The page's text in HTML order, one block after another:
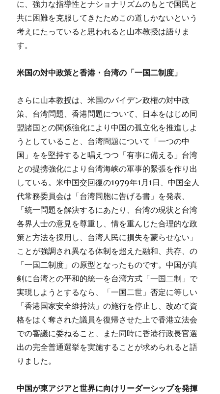
に、強力な指導性とナショナリズムのもとで国民と
共に困難を克服してきたためこの道しかないという
考えにたっていると思われると山本教授は語りま
す。
米国の対中政策と香港・台湾の「一国二制度」
さらに山本教授は、米国のバイデン政権の対中政
策、台湾問題、香港問題について、日本をはじめ同
盟諸国との関係強化により中国の孤立化を推進しよ
うとしていること、台湾問題について「一つの中
国」をを堅持すると唱えつつ「有事に備える」台湾
との提携強化により台湾海峡の軍事的緊張を作り出
している。米中国交回復の1979年1月1日、中国全人
代常務委員会は「台湾同胞に告げる書」を発表、
「統一問題を解決するにあたり、台湾の現状と台湾
各界人士の意見を尊重し、情を重んじた合理的な政
策と方法を採用し、台湾人民に損失を蒙らせない」
ことが強調され異なる体制を超えた融和、共存、の
「一国二制度」の原型となったものです。中国が真
剣に台湾との平和的統一を台湾方式「一国二制」で
実現しようとするなら、「一国二世」否定に等しい
「香港国家安全維持法」の施行を停止し、改めて資
格をはく奪された議員を復帰させた上で香港立法会
での審議に委ねること、また同時に香港行政長官選
出の完全普通選挙を実施することが求められると語
りました。
中国が東アジアと世界に向けリーダーシップを発揮